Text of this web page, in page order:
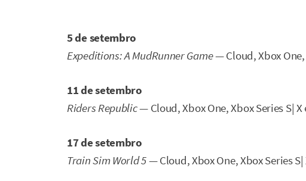
5 de setembro
Expeditions: A MudRunner Game— Cloud, Xbox One,
11 de setembro
Riders Republic— Cloud, Xbox One, Xbox Series S| X
17 de setembro
Train Sim World 5— Cloud, Xbox One, Xbox Series S|